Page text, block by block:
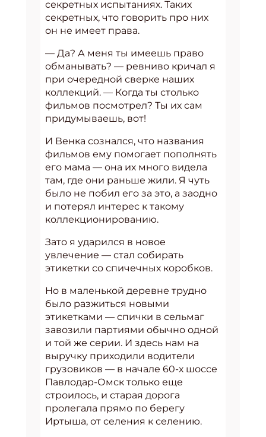
секретных испытаниях. Таких
секретных, что говорить про них
он не имеет права.
— Да? А меня ты имеешь право
обманывать? — ревниво кричал я
при очередной сверке наших
коллекций. — Когда ты столько
фильмов посмотрел? Ты их сам
придумываешь, вот!
И Венка сознался, что названия
фильмов ему помогает пополнять
его мама — она их много видела
там, где они раньше жили. Я чуть
было не побил его за это, а заодно
и потерял интерес к такому
коллекционированию.
Зато я ударился в новое
увлечение — стал собирать
этикетки со спичечных коробков.
Но в маленькой деревне трудно
было разжиться новыми
этикетками — спички в сельмаг
завозили партиями обычно одной
и той же серии. И здесь нам на
выручку приходили водители
грузовиков — в начале 60-х шоссе
Павлодар-Омск только еще
строилось, и старая дорога
пролегала прямо по берегу
Иртыша, от селения к селению.